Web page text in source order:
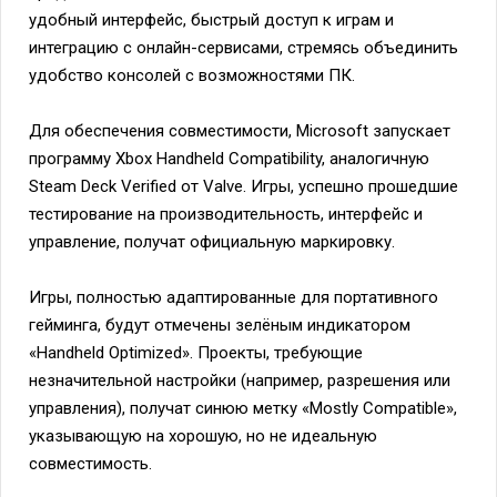
удобный интерфейс, быстрый доступ к играм и
интеграцию с онлайн-сервисами, стремясь объединить
удобство консолей с возможностями ПК.
Для обеспечения совместимости, Microsoft запускает
программу Xbox Handheld Compatibility, аналогичную
Steam Deck Verified от Valve. Игры, успешно прошедшие
тестирование на производительность, интерфейс и
управление, получат официальную маркировку.
Игры, полностью адаптированные для портативного
гейминга, будут отмечены зелёным индикатором
«Handheld Optimized». Проекты, требующие
незначительной настройки (например, разрешения или
управления), получат синюю метку «Mostly Compatible»,
указывающую на хорошую, но не идеальную
совместимость.